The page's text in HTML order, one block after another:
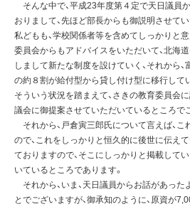
そんな中で、平成23年度第４定で天日議員
おりまして、先ほど部長からも御説明させてい
私どもも、学校関係者等を含めてしっかりと
委員会からもアドバイスをいただいて、北海
しまして新たな制度を設けていく、それから
の約８割が給付型から貸し付け型に移行して
そういう状況を踏まえて、さきの教育委員会に
議会に御提案させていただいているところで
それから、戸倉寅三郎氏について言えば、こ
ので、これをしっかりと恒久的に後世に伝え
ておりますので、そこにしっかりと掲載して
いているところであります。
それから、いま、天日議員からお話があった
とでございますが、御承知のように、原資が